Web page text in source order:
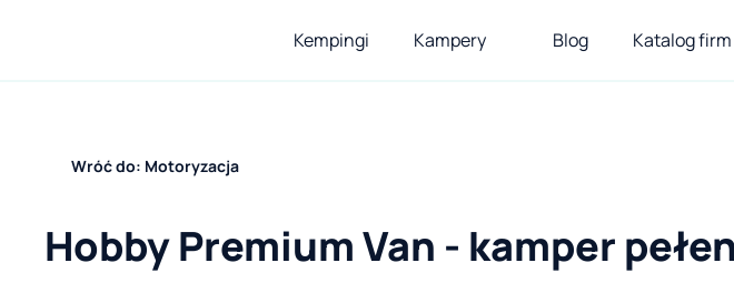
Kempingi Kampery Blog Katalog firm
Wróć do: Motoryzacja
Hobby Premium Van - kamper